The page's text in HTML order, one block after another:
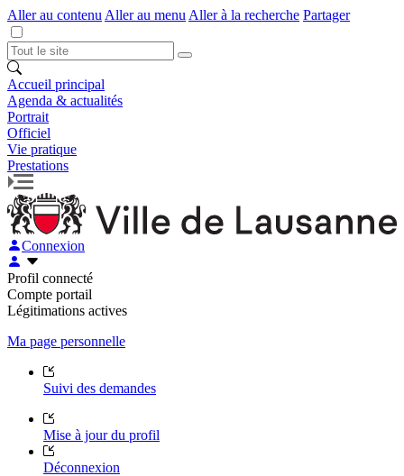
Aller au contenu Aller au menu Aller à la recherche Partager
Accueil principal
Agenda & actualités
Portrait
Officiel
Vie pratique
Prestations
Connexion
Profil connecté
Compte portail
Légitimations actives
Ma page personnelle
Suivi des demandes
Mise à jour du profil
Déconnexion